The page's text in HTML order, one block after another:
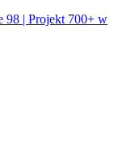
| Projekt 700+ w